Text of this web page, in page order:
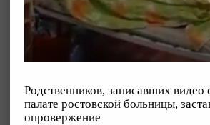
Родственников, записавших видео
палате ростовской больницы,
опровержение